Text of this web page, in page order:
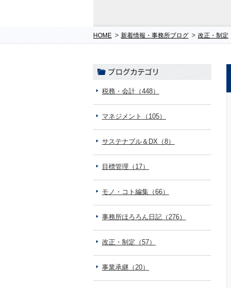
HOME > 新着情報・事務所ブログ > 改正・制定
税務・会計（448）
マネジメント（105）
サステナブル＆DX（8）
目標管理（17）
モノ・コト編集（66）
事務所ほろろん日記（276）
改正・制定（57）
事業承継（20）